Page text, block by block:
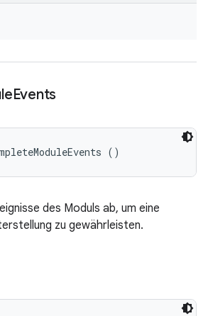
Events
()
des Moduls ab, um eine
zu gewährleisten.